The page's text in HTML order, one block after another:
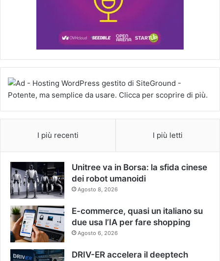
I più recenti I più letti
Unitree va in Borsa: la sfida cinese
dei robot umanoidi
Agosto 8, 2026
E-commerce, quasi un italiano su
due usa l’IA per fare shopping
Agosto 6, 2026
DRIV-ER accelera il deeptech